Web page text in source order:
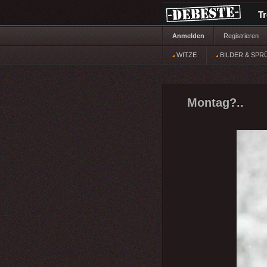
Anmelden Registrieren
WITZE BILDER &
Montag?..